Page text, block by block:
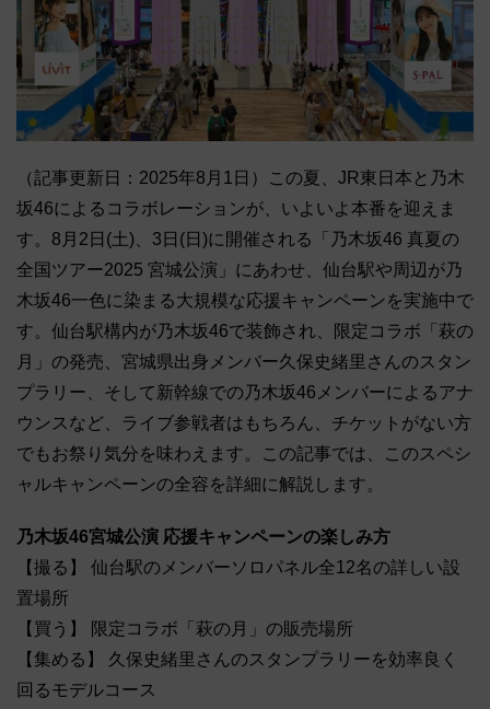
（記事更新日：2025年8月1日）この夏、JR東日本と乃木
坂46によるコラボレーションが、いよいよ本番を迎えま
す。8月2日(土)、3日(日)に開催される「乃木坂46 真夏の
全国ツアー2025 宮城公演」にあわせ、仙台駅や周辺が乃
木坂46一色に染まる大規模な応援キャンペーンを実施中で
す。仙台駅構内が乃木坂46で装飾され、限定コラボ「萩の
月」の発売、宮城県出身メンバー久保史緒里さんのスタン
プラリー、そして新幹線での乃木坂46メンバーによるアナ
ウンスなど、ライブ参戦者はもちろん、チケットがない方
でもお祭り気分を味わえます。この記事では、このスペシ
ャルキャンペーンの全容を詳細に解説します。
乃木坂46宮城公演 応援キャンペーンの楽しみ方
【撮る】 仙台駅のメンバーソロパネル全12名の詳しい設
置場所
【買う】 限定コラボ「萩の月」の販売場所
【集める】 久保史緒里さんのスタンプラリーを効率良く
回るモデルコース